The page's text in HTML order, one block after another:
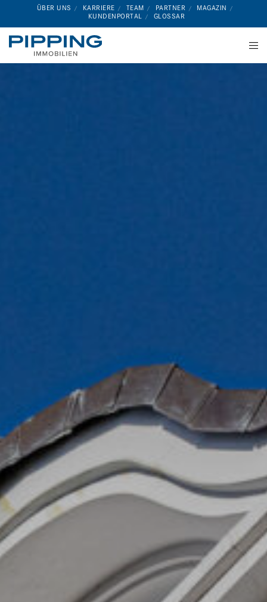
ÜBER UNS KARRIERE TEAM PARTNER
MAGAZIN
KUNDENPORTAL
GLOSSAR